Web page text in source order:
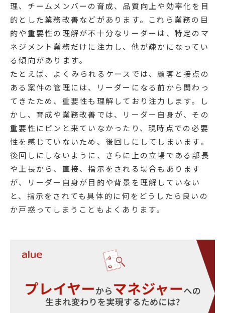
理、チームメンバーの育成、品質向上や効率化を目
的とした業務改善などがあります。これら業務の目
的や重要性の理解が不十分なリーダーは、特定のマ
ネジメント業務だけに注力し、他が疎かになってい
る傾向があります。
たとえば、よくみられるケースでは、顧客と接点の
ある案件の管理には、リーダーになる前から関わっ
てきたため、重要性も理解しており注力します。し
かし、育成や業務改善では、リーダー自身が、その
重要性にピンと来ていなかったり、現時点での必要
性を感じていないため、後回しにしてしまいます。
後回しにしないように、さらに上の立場である部長
や上長から、直接、指示をされる場合もあります
が、リーダー自身が目的や背景を理解していない
と、指示をされても具体的に何をどうしたら良いの
か戸惑ってしまうこともよくあります。